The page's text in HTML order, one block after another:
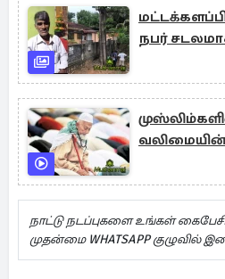
நபர்
வலிமையின்
நாட்டு நடப்புகளை உங்கள்
முதன்மை WHATSAPP குழுவில்